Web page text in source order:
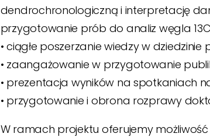
dendrochronologiczną i interpretację
przygotowanie prób do analiz węgla
• ciągłe poszerzanie wiedzy w dziedzinie
• zaangażowanie w przygotowanie
• prezentacja wyników na spotkaniach
• przygotowanie i obrona rozprawy
W ramach projektu oferujemy